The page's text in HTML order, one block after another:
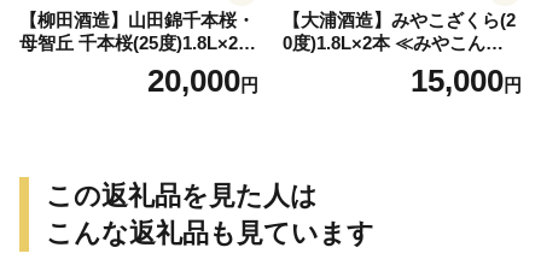
【柳田酒造】山田錦千本桜・
母智丘 千本桜(25度)1.8L×2本
≪みやこんじょ特急便≫_AC
20,000円
【大浦酒造】みやこざくら(2
0度)1.8L×2本 ≪みやこんじょ
特急便≫_MJ-077115,000円
この返礼品を見た人は
こんな返礼品も見ています